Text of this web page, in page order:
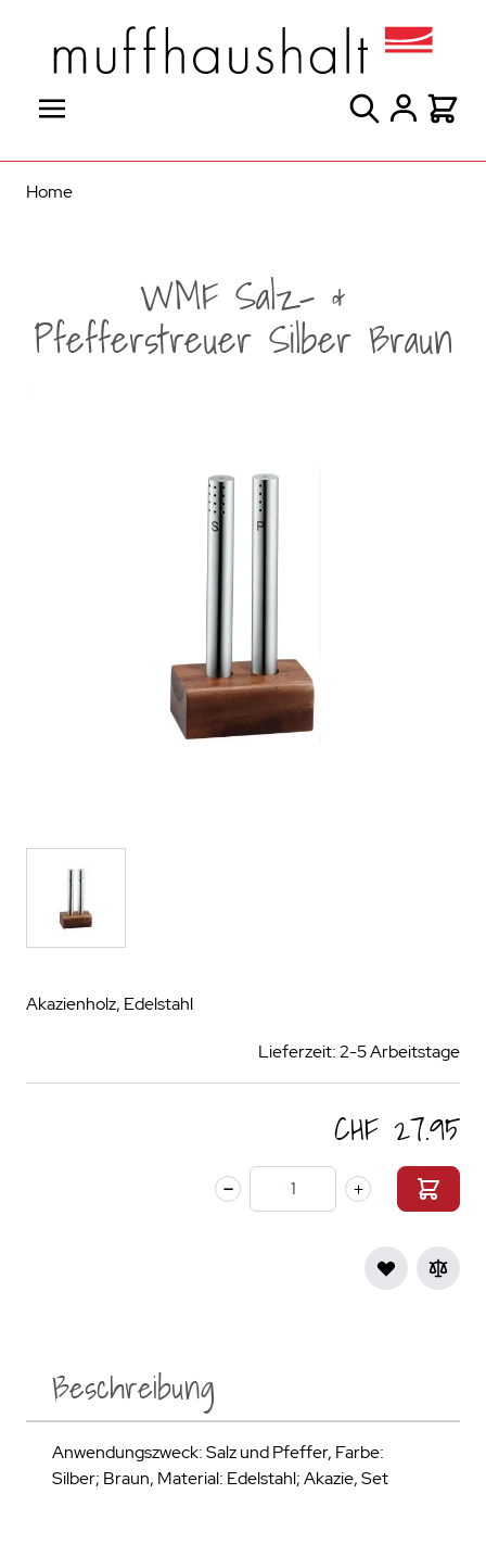
Suche
Home
WMF Salz- &
Pfefferstreuer Silber Braun
Akazienholz, Edelstahl
Lieferzeit: 2-5 Arbeitstage
CHF 27.95
Menge
Beschreibung
Anwendungszweck: Salz und Pfeffer, Farbe:
Silber; Braun, Material: Edelstahl; Akazie, Set